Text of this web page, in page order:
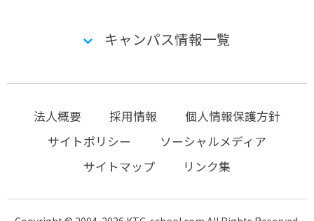
キャンパス情報一覧
法人概要 採用情報
個人情報保護方針
サイトポリシー
ソーシャルメディア
サイトマップ
リンク集